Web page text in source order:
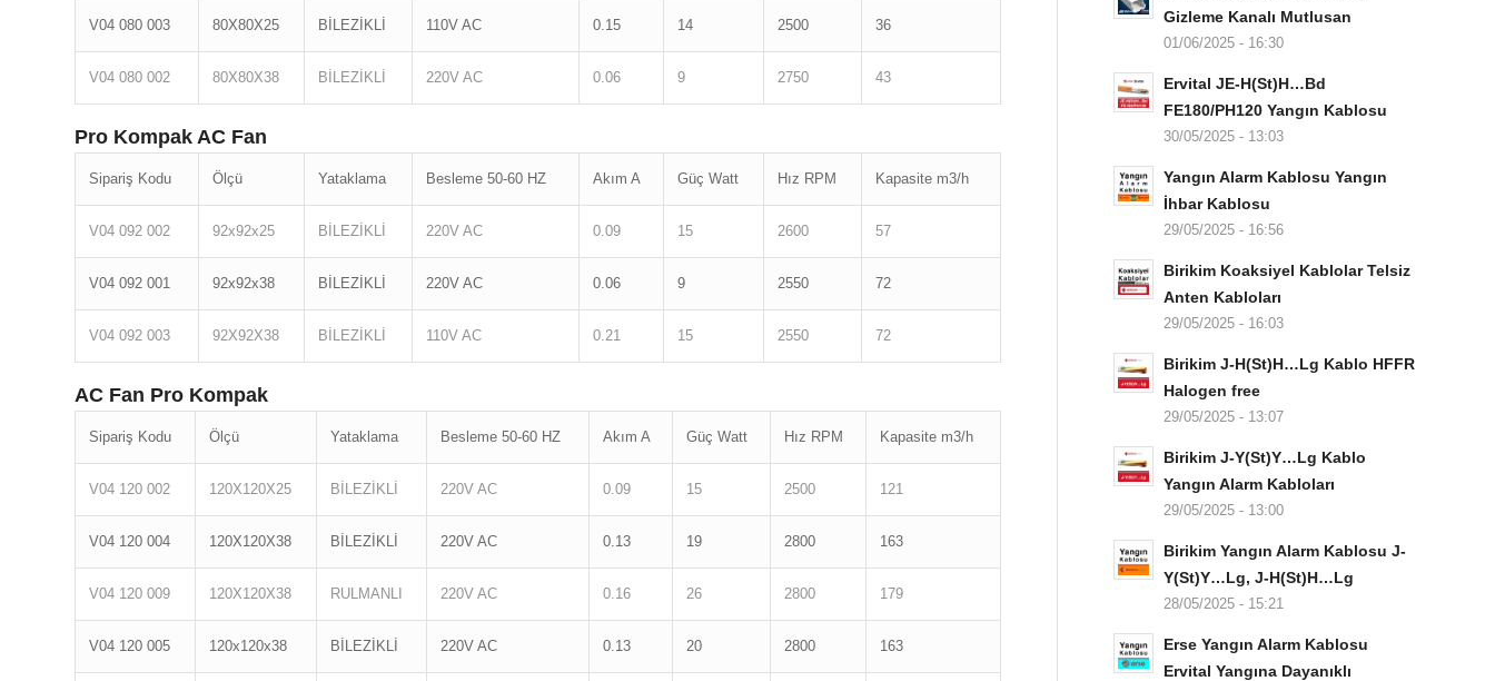
V04 080 003 80X80X25 BİLEZİKLİ 110V AC 0.15 14 2500 36
V04 080 002 80X80X38 BİLEZİKLİ 220V AC 0.06 9 2750 43
Pro Kompak AC Fan
Sipariş Kodu Ölçü Yataklama Besleme 50-60 HZ Akım A Güç Watt Hız RPM Kapasite m3/h
V04 092 002 92x92x25 BİLEZİKLİ 220V AC 0.09 15 2600 57
V04 092 001 92x92x38 BİLEZİKLİ 220V AC 0.06 9 2550 72
V04 092 003 92X92X38 BİLEZİKLİ 110V AC 0.21 15 2550 72
AC Fan Pro Kompak
Sipariş Kodu Ölçü Yataklama Besleme 50-60 HZ Akım A Güç Watt Hız RPM Kapasite m3/h
V04 120 002 120X120X25 BİLEZİKLİ 220V AC 0.09 15 2500 121
V04 120 004 120X120X38 BİLEZİKLİ 220V AC 0.13 19 2800 163
V04 120 009 120X120X38 RULMANLI 220V AC 0.16 26 2800 179
V04 120 005 120x120x38 BİLEZİKLİ 220V AC 0.13 20 2800 163
Gizleme Kanalı Mutlusan
01/06/2025 - 16:30
Ervital JE-H(St)H…Bd
FE180/PH120 Yangın Kablosu
30/05/2025 - 13:03
Yangın Alarm Kablosu Yangın
İhbar Kablosu
29/05/2025 - 16:56
Birikim Koaksiyel Kablolar Telsiz
Anten Kabloları
29/05/2025 - 16:03
Birikim J-H(St)H…Lg Kablo HFFR
Halogen free
29/05/2025 - 13:07
Birikim J-Y(St)Y…Lg Kablo
Yangın Alarm Kabloları
29/05/2025 - 13:00
Birikim Yangın Alarm Kablosu J-
Y(St)Y…Lg, J-H(St)H…Lg
28/05/2025 - 15:21
Erse Yangın Alarm Kablosu
Ervital Yangına Dayanıklı